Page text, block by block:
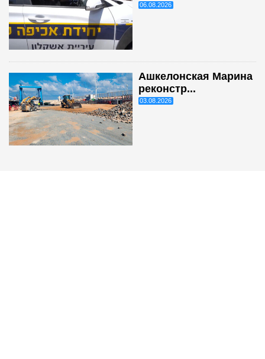
06.08.2026
Ашкелонская Марина
реконстр...
03.08.2026